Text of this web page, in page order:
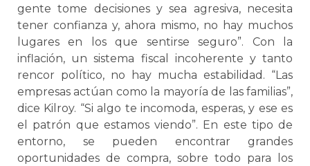
gente tome decisiones y sea agresiva, necesita
tener confianza y, ahora mismo, no hay muchos
lugares en los que sentirse seguro”. Con la
inflación, un sistema fiscal incoherente y tanto
rencor político, no hay mucha estabilidad. “Las
empresas actúan como la mayoría de las familias”,
dice Kilroy. “Si algo te incomoda, esperas, y ese es
el patrón que estamos viendo”. En este tipo de
entorno, se pueden encontrar grandes
oportunidades de compra, sobre todo para los